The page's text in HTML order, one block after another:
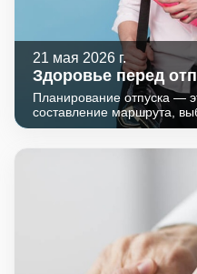
21 мая 2026 г.
Здоровье перед
Планирование отпуска —
составление маршрута,
Однако часто мы
как внезапная болезнь.
лабораторные
состояние, выявить
путешествие с